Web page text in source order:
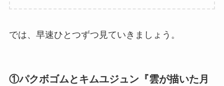
では、早速ひとつずつ見ていきましょう。
①パクボゴムとキムユジュン『雲が描いた月